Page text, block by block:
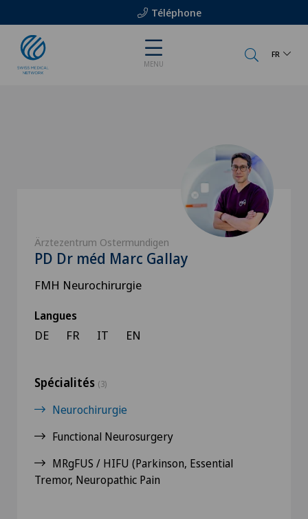
Téléphone
MENU
FR
Ärztezentrum Ostermundigen
PD Dr méd Marc Gallay
FMH Neurochirurgie
Langues
DE FR IT EN
Spécialités (3)
Neurochirurgie
Functional Neurosurgery
MRgFUS / HIFU (Parkinson, Essential
Tremor, Neuropathic Pain